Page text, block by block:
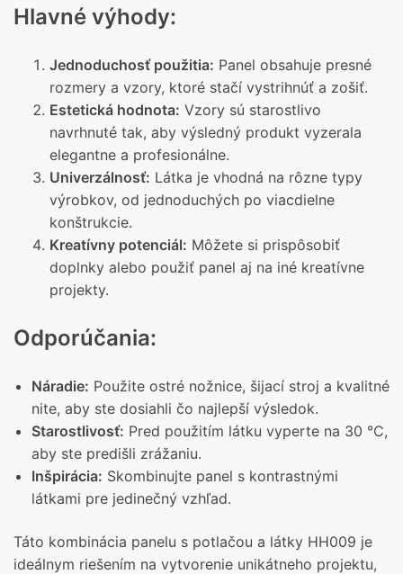
Hlavné výhody:
Jednoduchosť použitia: Panel obsahuje presné
rozmery a vzory, ktoré stačí vystrihnúť a zošiť.
Estetická hodnota: Vzory sú starostlivo
navrhnuté tak, aby výsledný produkt vyzerala
elegantne a profesionálne.
Univerzálnosť: Látka je vhodná na rôzne typy
výrobkov, od jednoduchých po viacdielne
konštrukcie.
Kreatívny potenciál: Môžete si prispôsobiť
doplnky alebo použiť panel aj na iné kreatívne
projekty.
Odporúčania:
Náradie: Použite ostré nožnice, šijací stroj a kvalitné
nite, aby ste dosiahli čo najlepší výsledok.
Starostlivosť: Pred použitím látku vyperte na 30 °C,
aby ste predišli zrážaniu.
Inšpirácia: Skombinujte panel s kontrastnými
látkami pre jedinečný vzhľad.
Táto kombinácia panelu s potlačou a látky HH009 je
ideálnym riešením na vytvorenie unikátneho projektu,